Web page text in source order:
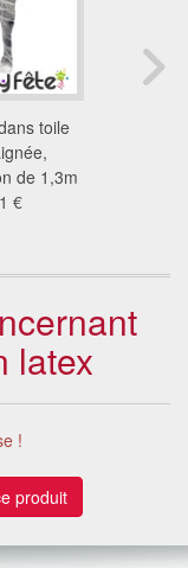
toile
de 1,3m
€
latex
!
produit